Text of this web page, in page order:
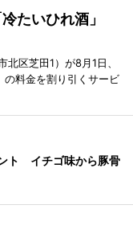
冷たいひれ酒」
区芝田1）が8月1日、
の料金を割り引くサービ
ト イチゴ味から豚骨